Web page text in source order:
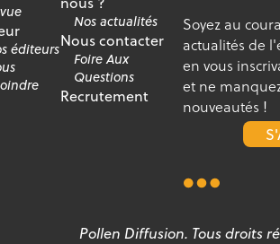
éditeurs
Nos actualités
Nous contacter
Foire Aux
Questions
Recrutement
Soyez au
actualités de
en vous
et ne
nouveautés !
Pollen Diffusion. Tous droits